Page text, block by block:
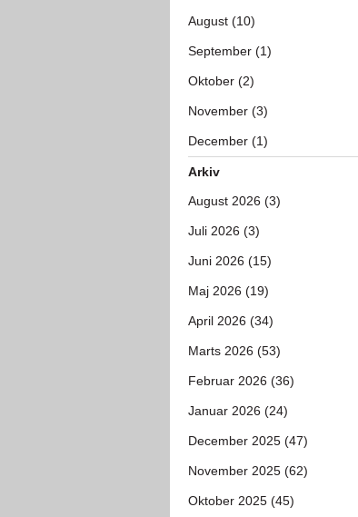
August (10)
September (1)
Oktober (2)
November (3)
December (1)
Arkiv
August 2026 (3)
Juli 2026 (3)
Juni 2026 (15)
Maj 2026 (19)
April 2026 (34)
Marts 2026 (53)
Februar 2026 (36)
Januar 2026 (24)
December 2025 (47)
November 2025 (62)
Oktober 2025 (45)